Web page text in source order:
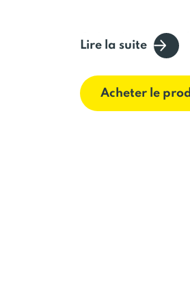
Grâce à un
brunes et de
exceptionnelle
froid, en topping
Lire la suite
Acheter le